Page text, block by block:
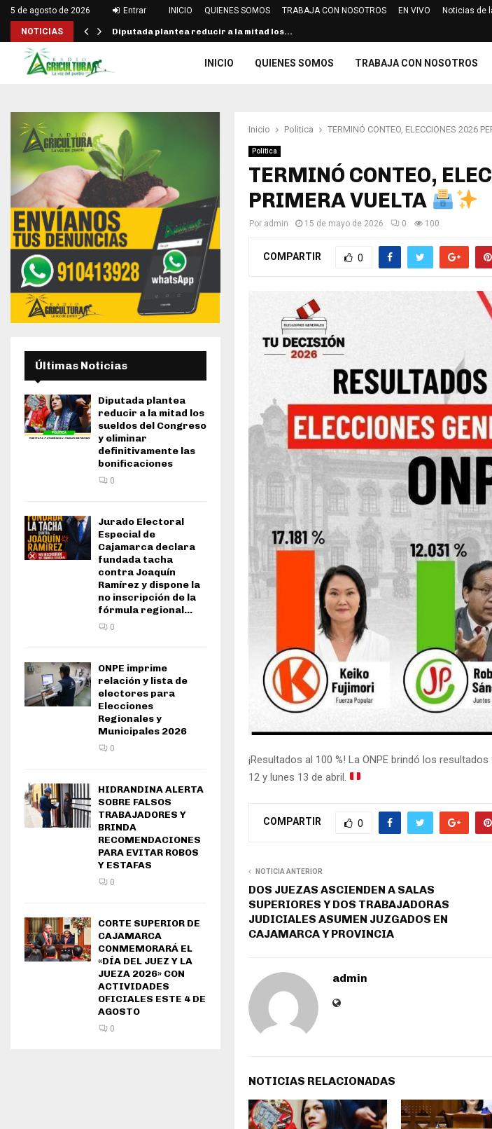
5 de agosto de 2026 Entrar INICIO QUIENES SOMOS TRABAJA CON NOSOTROS EN VIVO Noticias de
NOTICIAS Diputada plantea reducir a la mitad los…
INICIO QUIENES SOMOS TRABAJA CON NOSOTROS
Inicio Politica TERMINÓ CONTEO, ELECCIONES 2026
Politica
TERMINÓ CONTEO,
PRIMERA VUELTA
Por admin 15 de mayo de 2026 0 100
COMPARTIR 0
¡Resultados al 100 %! La ONPE brindó los
12 y lunes 13 de abril.
COMPARTIR 0
NOTICIA ANTERIOR
DOS JUEZAS ASCIENDEN A SALAS
SUPERIORES Y DOS TRABAJADORAS
JUDICIALES ASUMEN JUZGADOS EN
CAJAMARCA Y PROVINCIA
admin
NOTICIAS RELACIONADAS
Últimas Noticias
Diputada plantea
reducir a la mitad los
sueldos del Congreso
y eliminar
definitivamente las
bonificaciones
0
Jurado Electoral
Especial de
Cajamarca declara
fundada tacha
contra Joaquín
Ramírez y dispone la
no inscripción de la
fórmula regional...
0
ONPE imprime
relación y lista de
electores para
Elecciones
Regionales y
Municipales 2026
0
HIDRANDINA ALERTA
SOBRE FALSOS
TRABAJADORES Y
BRINDA
RECOMENDACIONES
PARA EVITAR ROBOS
Y ESTAFAS
0
CORTE SUPERIOR DE
CAJAMARCA
CONMEMORARÁ EL
«DÍA DEL JUEZ Y LA
JUEZA 2026» CON
ACTIVIDADES
OFICIALES ESTE 4 DE
AGOSTO
0